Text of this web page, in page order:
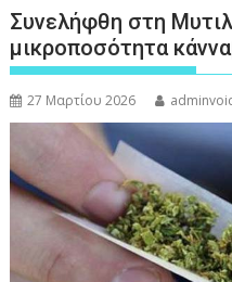
Συνελήφθη στη
μικροποσότητα
27 Μαρτίου 2026